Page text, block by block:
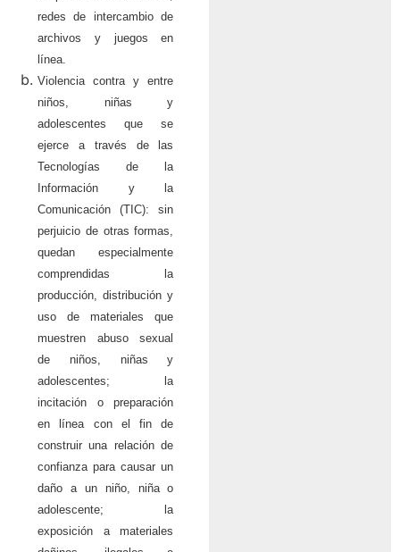
redes de intercambio de
archivos y juegos en
línea.
Violencia contra y entre
niños, niñas y
adolescentes que se
ejerce a través de las
Tecnologías de la
Información y la
Comunicación (TIC): sin
perjuicio de otras formas,
quedan especialmente
comprendidas la
producción, distribución y
uso de materiales que
muestren abuso sexual
de niños, niñas y
adolescentes; la
incitación o preparación
en línea con el fin de
construir una relación de
confianza para causar un
daño a un niño, niña o
adolescente; la
exposición a materiales